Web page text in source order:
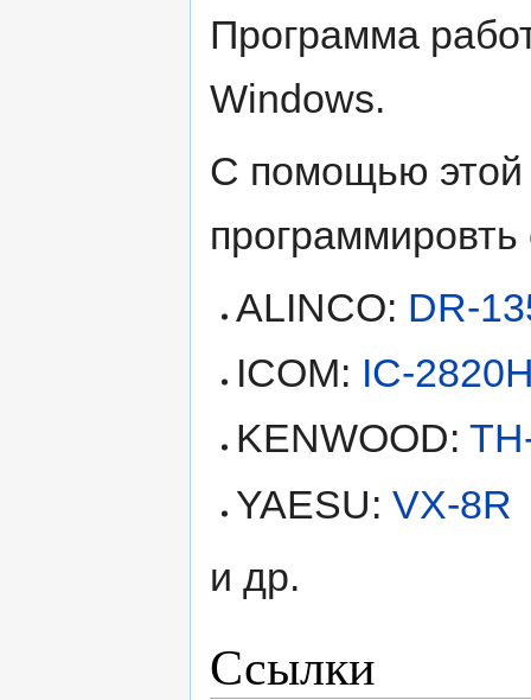
Программа
Windows.
С помощью
ALINCO: DR-
ICOM: IC-
KENWOOD:
YAESU:VX-8R
и др.
Ссылки